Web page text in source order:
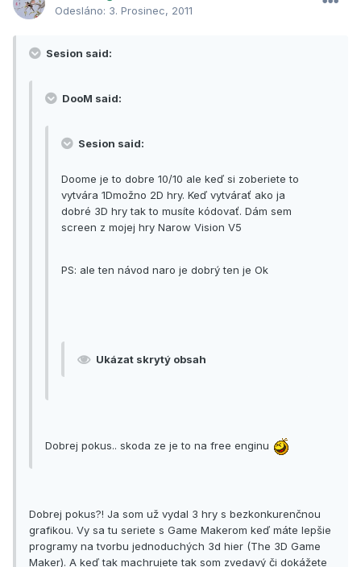
Odesláno: 3. Prosinec, 2011
Sesion said:
DooM said:
Sesion said:
Doome je to dobre 10/10 ale keď si zoberiete to
vytvára 1Dmožno 2D hry. Keď vytvárať ako ja
dobré 3D hry tak to musíte kódovať. Dám sem
screen z mojej hry Narow Vision V5
PS: ale ten návod naro je dobrý ten je Ok
Ukázat skrytý obsah
Dobrej pokus.. skoda ze je to na free enginu
Dobrej pokus?! Ja som už vydal 3 hry s bezkonkurenčnou
grafikou. Vy sa tu seriete s Game Makerom keď máte lepšie
programy na tvorbu jednoduchých 3d hier (The 3D Game
Maker). A keď tak machrujete tak som zvedavý či dokážete